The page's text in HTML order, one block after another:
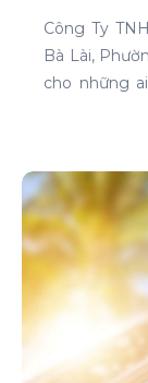
Công Ty
Bà Lài,
cho những